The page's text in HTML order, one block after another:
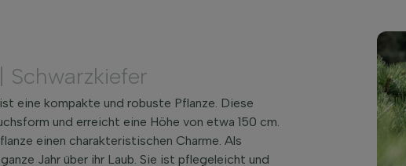
| Schwarzkiefer
eine kompakte und robuste Pflanze. Diese
und erreicht eine Höhe von etwa 150 cm.
einen charakteristischen Charme. Als
Jahr über ihr Laub. Sie ist pflegeleicht und